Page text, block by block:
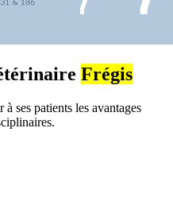
Frégis
ses patients les avantages